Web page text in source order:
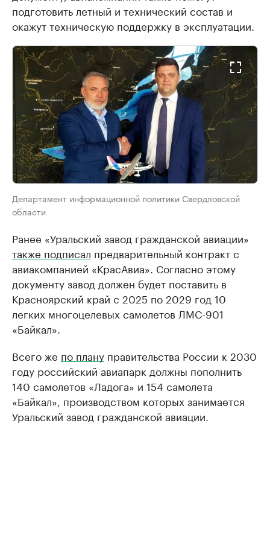
подготовить летный и технический состав и
окажут техническую поддержку в эксплуатации.
Департамент информационной политики Свердловской
области
Ранее «Уральский завод гражданской авиации»
также подписал предварительный контракт с
авиакомпанией «КрасАвиа». Согласно этому
документу завод должен будет поставить в
Красноярский край с 2025 по 2029 год 10
легких многоцелевых самолетов ЛМС-901
«Байкал».
Всего же по плану правительства России к 2030
году российский авиапарк должны пополнить
140 самолетов «Ладога» и 154 самолета
«Байкал», производством которых занимается
Уральский завод гражданской авиации.